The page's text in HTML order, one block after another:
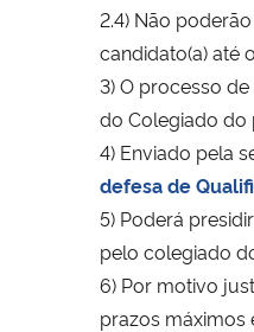
2.4) Não
candidato(a) até
3) O processo
do Colegiado do
4) Enviado pela
defesa de
5) Poderá
pelo colegiado
6) Por motivo
prazos máximos